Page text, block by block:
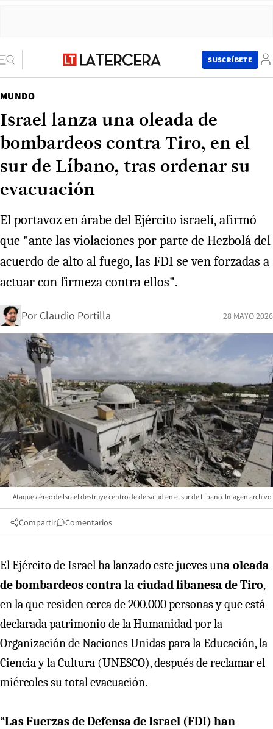
SUSCRÍBETE
MUNDO
Israel lanza una oleada de
bombardeos contra Tiro, en el
sur de Líbano, tras ordenar su
evacuación
El portavoz en árabe del Ejército israelí, afirmó
que "ante las violaciones por parte de Hezbolá del
acuerdo de alto al fuego, las FDI se ven forzadas a
actuar con firmeza contra ellos".
Por Claudio Portilla 28 MAYO 2026
Ataque aéreo de Israel destruye centro de de salud en el sur de Líbano. Imagen archivo.
Compartir Comentarios
El Ejército de Israel ha lanzado este jueves una oleada
de bombardeos contra la ciudad libanesa de Tiro,
en la que residen cerca de 200.000 personas y que está
declarada patrimonio de la Humanidad por la
Organización de Naciones Unidas para la Educación, la
Ciencia y la Cultura (UNESCO), después de reclamar el
miércoles su total evacuación.
“Las Fuerzas de Defensa de Israel (FDI) han